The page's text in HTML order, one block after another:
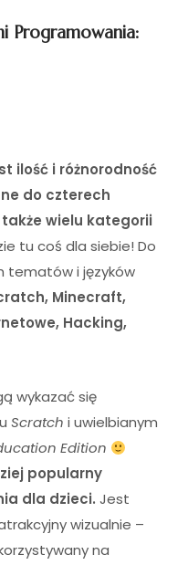
Programowania:
ilość i różnorodność
do czterech
wielu kategorii
tu coś dla siebie! Do
tematów i języków
Minecraft,
Hacking,
wykazać się
Scratch i uwielbianym
Edition
popularny
dla dzieci. Jest
wizualnie –
na